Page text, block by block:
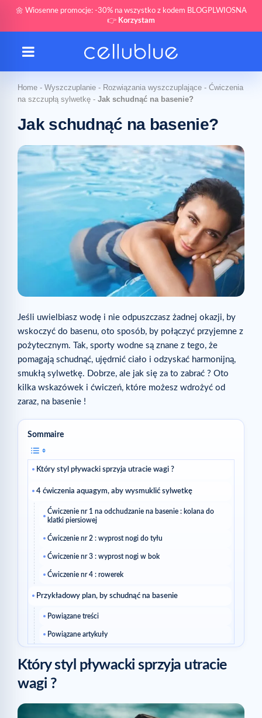
🌼 Wiosenne promocje: -30% na wszystko z kodem BLOGPLWIOSNA
👉 Korzystam
Home - Wyszczuplanie - Rozwiązania wyszczuplające - Ćwiczenia
na szczupłą sylwetkę - Jak schudnąć na basenie?
Jak schudnąć na basenie?
Jeśli uwielbiasz wodę i nie odpuszczasz żadnej okazji, by
wskoczyć do basenu, oto sposób, by połączyć przyjemne z
pożytecznym. Tak, sporty wodne są znane z tego, że
pomagają schudnąć, ujędrnić ciało i odzyskać harmonijną,
smukłą sylwetkę. Dobrze, ale jak się za to zabrać ? Oto
kilka wskazówek i ćwiczeń, które możesz wdrożyć od
zaraz, na basenie !
Sommaire
Który styl pływacki sprzyja utracie wagi ?
4 ćwiczenia aquagym, aby wysmuklić sylwetkę
Ćwiczenie nr 1 na odchudzanie na basenie : kolana do
klatki piersiowej
Ćwiczenie nr 2 : wyprost nogi do tyłu
Ćwiczenie nr 3 : wyprost nogi w bok
Ćwiczenie nr 4 : rowerek
Przykładowy plan, by schudnąć na basenie
Powiązane treści
Powiązane artykuły
Który styl pływacki sprzyja utracie
wagi ?